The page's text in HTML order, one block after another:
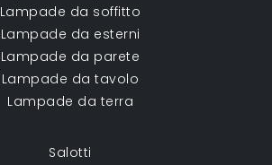
Lampade da soffitto
Lampade da esterni
Lampade da parete
Lampade da tavolo
Lampade da terra
Salotti